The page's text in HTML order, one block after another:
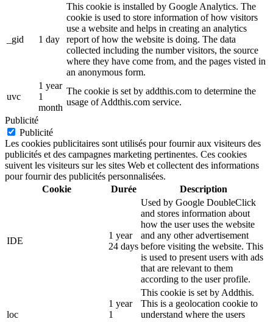
_gid 1 day
This cookie is installed by Google Analytics. The
cookie is used to store information of how visitors
use a website and helps in creating an analytics
report of how the website is doing. The data
collected including the number visitors, the source
where they have come from, and the pages visted in
an anonymous form.
uvc
1 year
1
month
The cookie is set by addthis.com to determine the
usage of Addthis.com service.
Publicité
Publicité
Les cookies publicitaires sont utilisés pour fournir aux visiteurs des
publicités et des campagnes marketing pertinentes. Ces cookies
suivent les visiteurs sur les sites Web et collectent des informations
pour fournir des publicités personnalisées.
Cookie
Durée Description
IDE
1 year
24 days
Used by Google DoubleClick
and stores information about
how the user uses the website
and any other advertisement
before visiting the website. This
is used to present users with ads
that are relevant to them
according to the user profile.
loc
1 year
1
This cookie is set by Addthis.
This is a geolocation cookie to
understand where the users